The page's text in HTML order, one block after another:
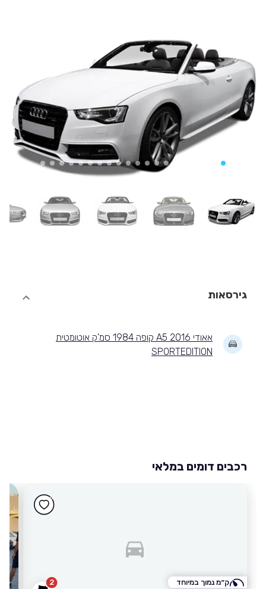
גירסאות
אאודי A5 2016 קופה 1984 סמ'ק אוטומטית
SPORTEDITION
רכבים דומים במלאי
2 ק״מ נמוך במיוחד